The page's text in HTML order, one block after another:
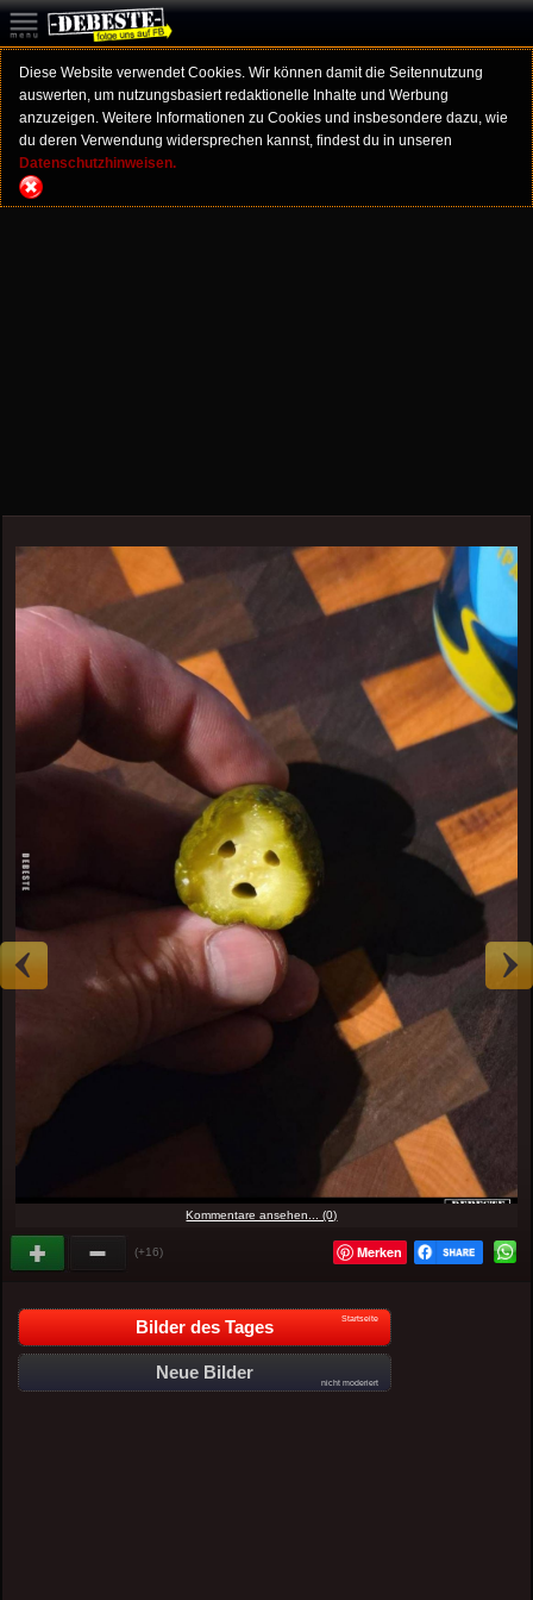
Diese Website verwendet Cookies. Wir können damit die Seitennutzung
auswerten, um nutzungsbasiert redaktionelle Inhalte und Werbung
anzuzeigen. Weitere Informationen zu Cookies und insbesondere dazu, wie
du deren Verwendung widersprechen kannst, findest du in unseren
Datenschutzhinweisen.
Kommentare ansehen... (0)
(+16) Merken
Bilder des Tages Startseite
Neue Bilder
nicht moderiert